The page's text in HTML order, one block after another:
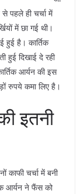
पहले ही चर्चा में
में छा गई थी।
हुई है। कार्तिक
हुई दिखाई दे रही
आर्यन की इस
रुपये कमा लिए है।
इतनी
काफी चर्चा में बनी
आर्यन ने फैंस को